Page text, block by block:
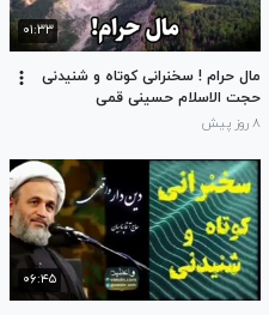
۰۱:۳۳
مال حرام ! سخنرانی کوتاه و شنیدنی
حجت الاسلام حسینی قمی
۸ روز پیش
۰۶:۴۵